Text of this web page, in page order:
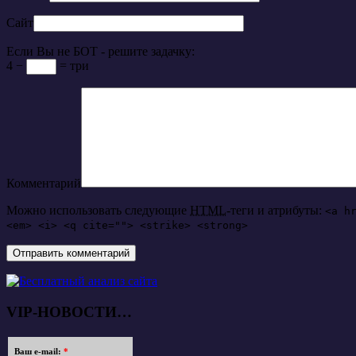
Сайт
Если Вы не БОТ - решите задачку:
4 −
= три
Комментарий
Можно использовать следующие HTML-теги и атрибуты: <a
<em> <i> <q cite=""> <strike> <strong>
VIP-НОВОСТИ…
Ваш e-mail: *